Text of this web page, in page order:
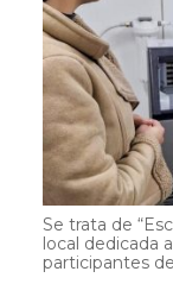
Se trata de
local dedicada
participantes